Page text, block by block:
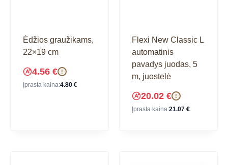
Ėdžios graužikams,
22×19 cm
4.56 € !
Įprasta kaina:4.80 €
Flexi New Classic L
automatinis
pavadys juodas, 5
m, juostelė
20.02 € !
Įprasta kaina:21.07 €